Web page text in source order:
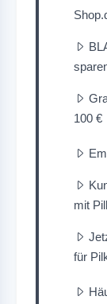
100 €
mit
für